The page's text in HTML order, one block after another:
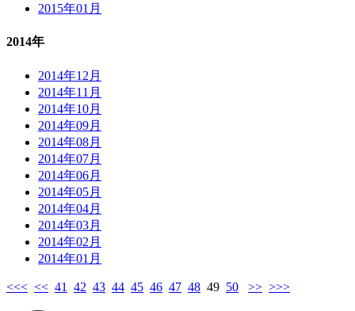
2015年01月
2014年
2014年12月
2014年11月
2014年10月
2014年09月
2014年08月
2014年07月
2014年06月
2014年05月
2014年04月
2014年03月
2014年02月
2014年01月
<<< << 41 42 43 44 45 46 47 48 49 50 >> >>>